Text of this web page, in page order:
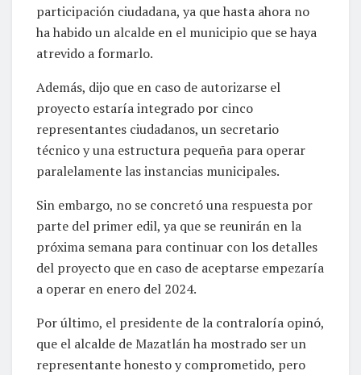
participación ciudadana, ya que hasta ahora no
ha habido un alcalde en el municipio que se haya
atrevido a formarlo.
Además, dijo que en caso de autorizarse el
proyecto estaría integrado por cinco
representantes ciudadanos, un secretario
técnico y una estructura pequeña para operar
paralelamente las instancias municipales.
Sin embargo, no se concretó una respuesta por
parte del primer edil, ya que se reunirán en la
próxima semana para continuar con los detalles
del proyecto que en caso de aceptarse empezaría
a operar en enero del 2024.
Por último, el presidente de la contraloría opinó,
que el alcalde de Mazatlán ha mostrado ser un
representante honesto y comprometido, pero